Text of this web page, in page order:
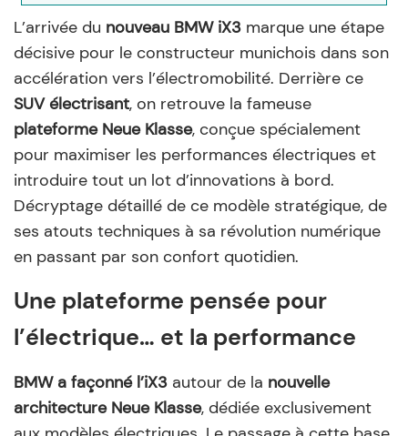
L’arrivée du nouveau BMW iX3 marque une étape
décisive pour le constructeur munichois dans son
accélération vers l’électromobilité. Derrière ce
SUV électrisant, on retrouve la fameuse
plateforme Neue Klasse, conçue spécialement
pour maximiser les performances électriques et
introduire tout un lot d’innovations à bord.
Décryptage détaillé de ce modèle stratégique, de
ses atouts techniques à sa révolution numérique
en passant par son confort quotidien.
Une plateforme pensée pour
l’électrique… et la performance
BMW a façonné l’iX3 autour de la nouvelle
architecture Neue Klasse, dédiée exclusivement